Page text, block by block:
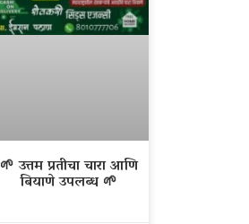
🌱 उत्तम प्रतीचा चारा आणि
बियाणे उपलब्ध 🌱